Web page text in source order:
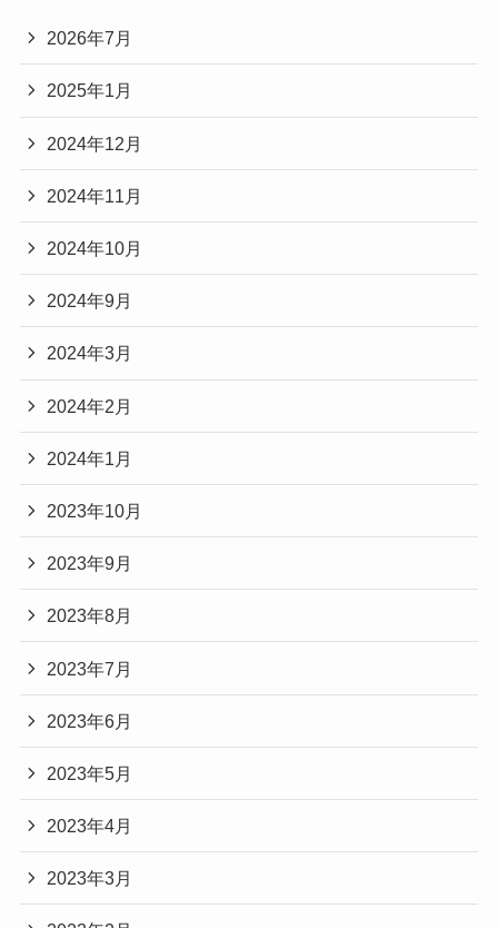
2026年7月
2025年1月
2024年12月
2024年11月
2024年10月
2024年9月
2024年3月
2024年2月
2024年1月
2023年10月
2023年9月
2023年8月
2023年7月
2023年6月
2023年5月
2023年4月
2023年3月